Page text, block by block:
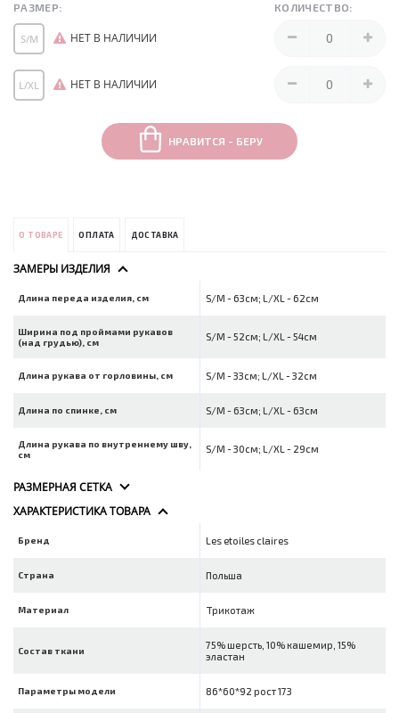
РАЗМЕР: КОЛИЧЕСТВО:
S/M НЕТ В НАЛИЧИИ
L/XL НЕТ В НАЛИЧИИ
НРАВИТСЯ - БЕРУ
О ТОВАРЕ ОПЛАТА ДОСТАВКА
ЗАМЕРЫ ИЗДЕЛИЯ
Длина переда изделия, см S/M - 63см; L/XL - 62см
Ширина под проймами рукавов
(над грудью), см
S/M - 52см; L/XL - 54см
Длина рукава от горловины, см S/M - 33см; L/XL - 32см
Длина по спинке, см S/M - 63см; L/XL - 63см
Длина рукава по внутреннему шву,
см
S/M - 30см; L/XL - 29см
РАЗМЕРНАЯ СЕТКА
ХАРАКТЕРИСТИКА ТОВАРА
Бренд Les etoiles claires
Страна Польша
Материал Трикотаж
Состав ткани
75% шерсть, 10% кашемир, 15%
эластан
Параметры модели 86*60*92 рост 173